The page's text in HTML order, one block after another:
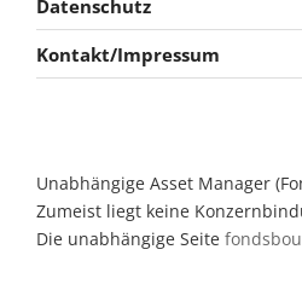
Datenschutz
Kontakt/Impressum
Unabhängige Asset Manager
Zumeist liegt keine
Die unabhängige Seite